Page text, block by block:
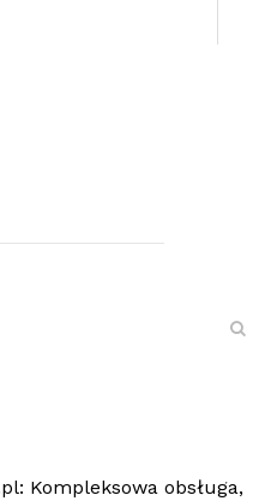
Kompleksowa obsługa,